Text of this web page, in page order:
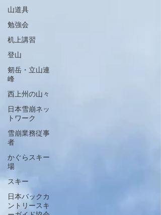
山道具
勉強会
机上講習
登山
剱岳・立山連
峰
西上州の山々
日本雪崩ネッ
トワーク
雪崩業務従事
者
かぐらスキー
場
スキー
日本バックカ
ントリースキ